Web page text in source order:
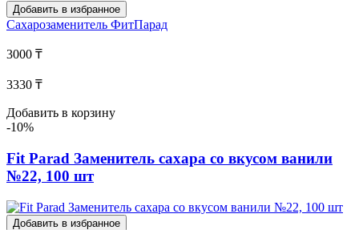
Добавить в избранное
Сахарозаменитель ФитПарад
3000 ₸
3330 ₸
Добавить в корзину
-10%
Fit Parad Заменитель сахара со вкусом ванили
№22, 100 шт
Добавить в избранное